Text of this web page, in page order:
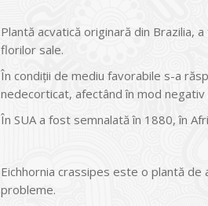
Plantă acvatică originară din Brazilia,
florilor sale.
În condiţii de mediu favorabile s-a
nedecorticat, afectând în mod
În SUA a fost semnalată în 1880, în
Eichhornia crassipes este o plantă de
probleme.